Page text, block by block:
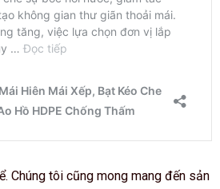
Chúng tôi cũng mong mang đến sản